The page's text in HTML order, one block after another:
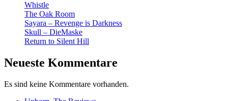
Whistle
The Oak Room
Sayara – Revenge is Darkness
Skull – DieMaske
Return to Silent Hill
Neueste Kommentare
Es sind keine Kommentare vorhanden.